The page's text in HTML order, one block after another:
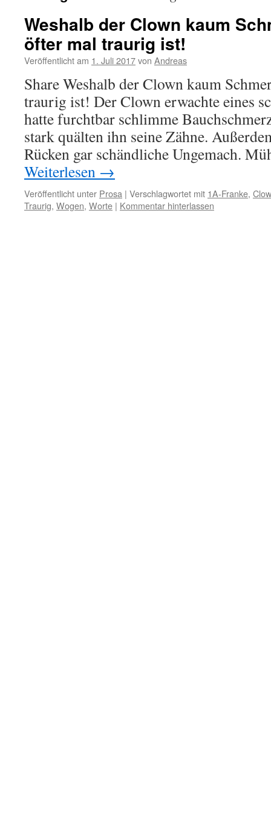
Weshalb der Clown kaum
öfter mal traurig ist!
Veröffentlicht am 1. Juli 2017von Andreas
Share Weshalb der Clown kaum
traurig ist! Der Clown erwachte eines
hatte furchtbar schlimme
stark quälten ihn seine Zähne.
Rücken gar schändliche Ungemach.
Weiterlesen →
Veröffentlicht unter Prosa | Verschlagwortet mit 1A-Franke,
Traurig, Wogen, Worte | Kommentar hinterlassen